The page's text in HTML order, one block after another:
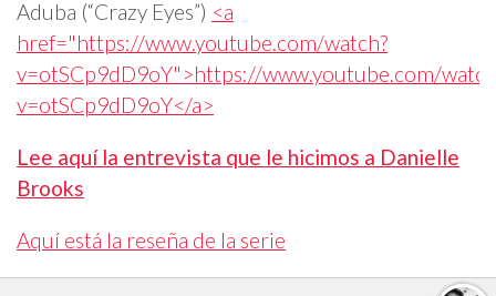
Aduba (“Crazy Eyes”) <a
href="https://www.youtube.com/watch?
v=otSCp9dD9oY">https://www.youtube.com/
v=otSCp9dD9oY</a>
Lee aquí la entrevista que le hicimos a Danielle
Brooks
Aquí está la reseña de la serie